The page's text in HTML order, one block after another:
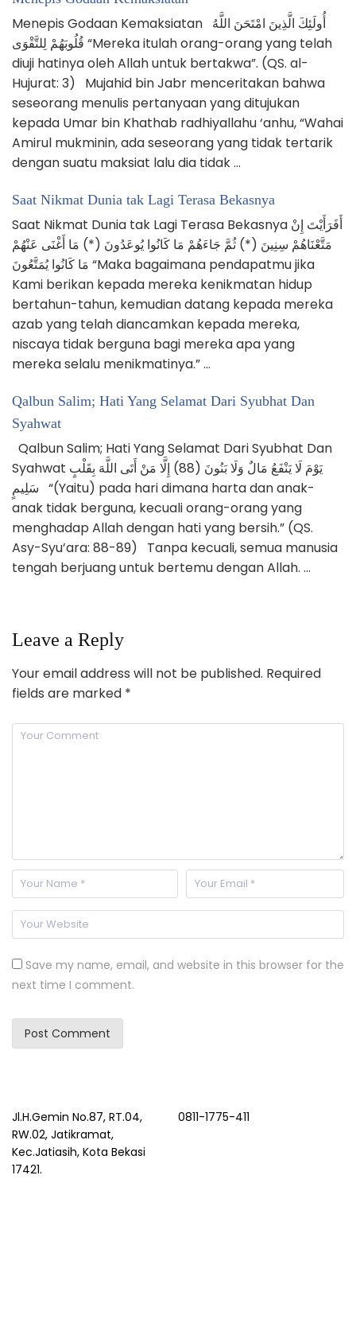
Menepis Godaan Kemaksiatan أُولَئِكَ الَّذِينَ امْتَحَنَ اللَّهُ
قُلُوبَهُمْ لِلتَّقْوَى “Mereka itulah orang-orang yang telah
diuji hatinya oleh Allah untuk bertakwa”. (QS. al-
Hujurat: 3) Mujahid bin Jabr menceritakan bahwa
seseorang menulis pertanyaan yang ditujukan
kepada Umar bin Khathab radhiyallahu ‘anhu, “Wahai
Amirul mukminin, ada seseorang yang tidak tertarik
dengan suatu maksiat lalu dia tidak …
Saat Nikmat Dunia tak Lagi Terasa Bekasnya
Saat Nikmat Dunia tak Lagi Terasa Bekasnya أَفَرَأَيْتَ إِنْ
مَتَّعْنَاهُمْ سِنِينَ (*) ثُمَّ جَاءَهُمْ مَا كَانُوا يُوعَدُونَ (*) مَا أَغْنَى عَنْهُمْ
مَا كَانُوا يُمَتَّعُونَ “Maka bagaimana pendapatmu jika
Kami berikan kepada mereka kenikmatan hidup
bertahun-tahun, kemudian datang kepada mereka
azab yang telah diancamkan kepada mereka,
niscaya tidak berguna bagi mereka apa yang
mereka selalu menikmatinya.” …
Qalbun Salim; Hati Yang Selamat Dari Syubhat Dan
Syahwat
Qalbun Salim; Hati Yang Selamat Dari Syubhat Dan
Syahwat يَوْمَ لَا يَنْفَعُ مَالٌ وَلَا بَنُونَ (88) إِلَّا مَنْ أَتَى اللَّهَ بِقَلْبٍ
سَلِيمٍ “(Yaitu) pada hari dimana harta dan anak-
anak tidak berguna, kecuali orang-orang yang
menghadap Allah dengan hati yang bersih.” (QS.
Asy-Syu’ara: 88-89) Tanpa kecuali, semua manusia
tengah berjuang untuk bertemu dengan Allah. …
Leave a Reply
Your email address will not be published. Required
fields are marked *
Save my name, email, and website in this browser for the
next time I comment.
Jl.H.Gemin No.87, RT.04,
RW.02, Jatikramat,
Kec.Jatiasih, Kota Bekasi
17421.
0811-1775-411